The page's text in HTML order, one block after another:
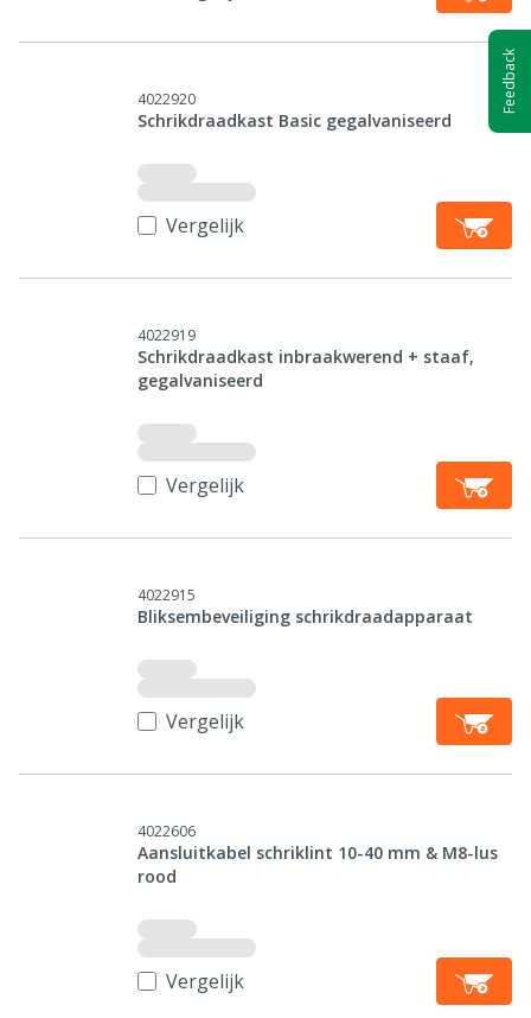
4022920
Schrikdraadkast Basic gegalvaniseerd
Vergelijk
4022919
Schrikdraadkast inbraakwerend + staaf,
gegalvaniseerd
Vergelijk
4022915
Bliksembeveiliging schrikdraadapparaat
Vergelijk
4022606
Aansluitkabel schriklint 10-40 mm & M8-lus
rood
Vergelijk
Feedback